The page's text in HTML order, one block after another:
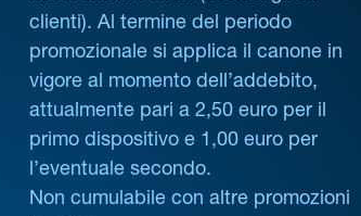
clienti). Al termine del periodo
promozionale si applica il canone in
vigore al momento dell’addebito,
attualmente pari a 2,50 euro per il
primo dispositivo e 1,00 euro per
l’eventuale secondo.
Non cumulabile con altre promozioni